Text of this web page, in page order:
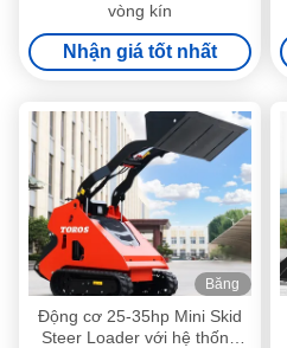
vòng kín
Nhận giá tốt nhất
Băng
hình
Động cơ 25-35hp Mini Skid
Steer Loader với hệ thống